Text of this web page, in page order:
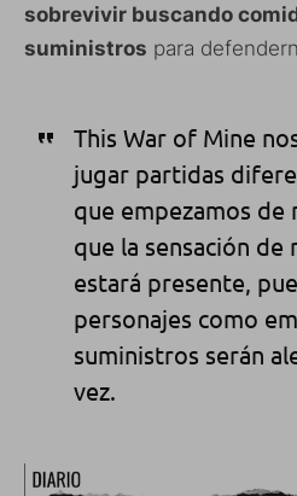
sobrevivir buscando
suministros para
This War of Mine
jugar partidas
que empezamos de
que la sensación
estará presente,
personajes como
suministros serán
vez.